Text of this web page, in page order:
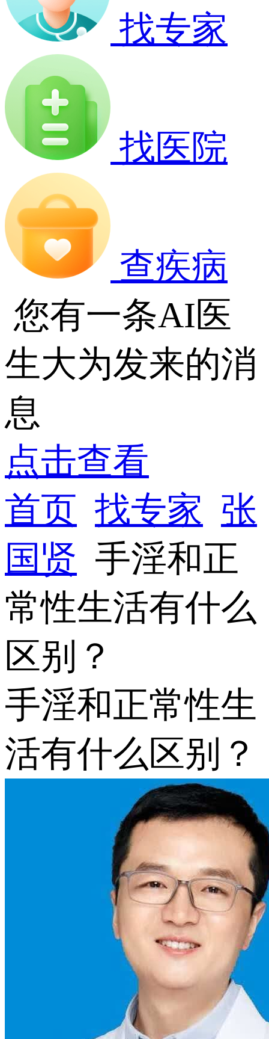
找专家
找医院
查疾病
您有一条AI医
生大为发来的消
息
点击查看
首页 找专家 张
国贤 手淫和正
常性生活有什么
区别？
手淫和正常性生
活有什么区别？